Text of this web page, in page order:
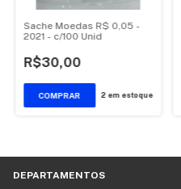
Sache Moedas R$ 0,05 -
2021 - c/100 Unid
R$30,00
2 em estoque
DEPARTAMENTOS